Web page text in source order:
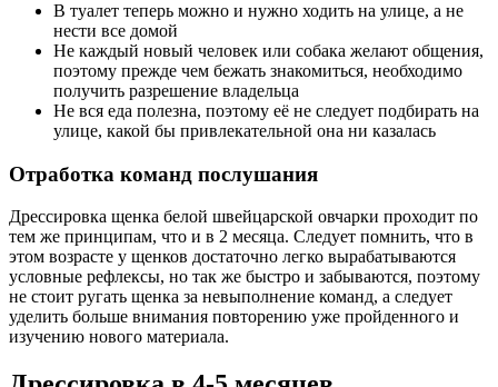
В туалет теперь можно и нужно ходить на улице, а не
нести все домой
Не каждый новый человек или собака желают общения,
поэтому прежде чем бежать знакомиться, необходимо
получить разрешение владельца
Не вся еда полезна, поэтому её не следует подбирать на
улице, какой бы привлекательной она ни казалась
Отработка команд послушания
Дрессировка щенка белой швейцарской овчарки проходит по
тем же принципам, что и в 2 месяца. Следует помнить, что в
этом возрасте у щенков достаточно легко вырабатываются
условные рефлексы, но так же быстро и забываются, поэтому
не стоит ругать щенка за невыполнение команд, а следует
уделить больше внимания повторению уже пройденного и
изучению нового материала.